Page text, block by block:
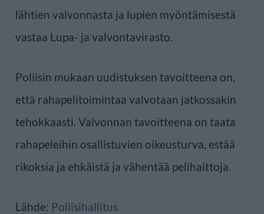
lähtien valvonnasta ja lupien myöntämisestä
vastaa Lupa- ja valvontavirasto.
Poliisin mukaan uudistuksen tavoitteena on,
että rahapelitoimintaa valvotaan jatkossakin
tehokkaasti. Valvonnan tavoitteena on taata
rahapeleihin osallistuvien oikeusturva, estää
rikoksia ja ehkäistä ja vähentää pelihaittoja.
Lähde: Poliisihallitus